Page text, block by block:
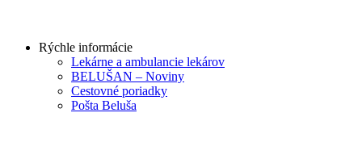
Rýchle informácie
Lekárne a ambulancie lekárov
BELUŠAN – Noviny
Cestovné poriadky
Pošta Beluša